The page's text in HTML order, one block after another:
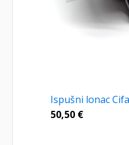
Ispušni lonac
50,50 €